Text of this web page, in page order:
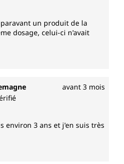
5 étoiles
un produit de la
dosage, celui-ci n'avait
avant 3 mois
5 étoiles
environ 3 ans et j'en suis très